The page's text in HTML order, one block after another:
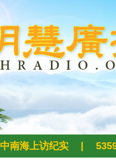
中南海上访纪实